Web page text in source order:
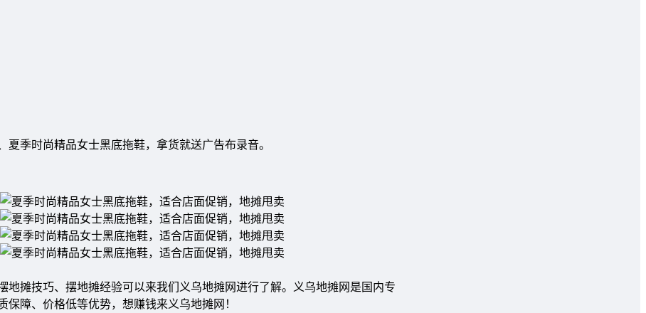
季时尚精品女士黑底拖鞋，拿货就送广告布录音。
摊技巧、摆地摊经验可以来我们义乌地摊网进行了解。义乌地摊网是国内专
障、价格低等优势，想赚钱来义乌地摊网！